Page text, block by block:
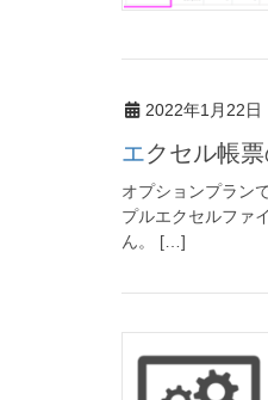
2022年1月22日
エクセル帳
オプションプラン
プルエクセルファ
ん。 […]